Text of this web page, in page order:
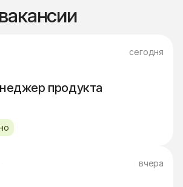
сегодня
продукта
вчера